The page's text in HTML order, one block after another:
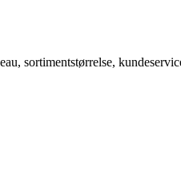
sortimentstørrelse,